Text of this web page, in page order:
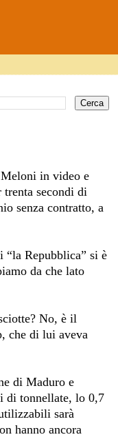
eloni in video e
secondi di
senza contratto, a
Repubblica” si è
da che lato
No, è il
che di lui aveva
di Maduro e
di tonnellate, lo 0,7
sarà
hanno ancora